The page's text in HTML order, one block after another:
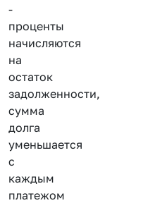
-
проценты
начисляются
на
остаток
задолженности,
сумма
долга
уменьшается
с
каждым
платежом